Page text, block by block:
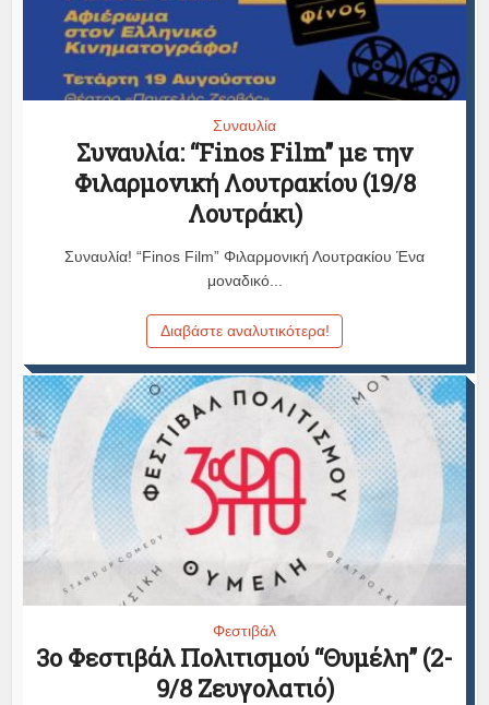
Συναυλία
Συναυλία: “Finos Film” με την
Φιλαρμονική Λουτρακίου (19/8
Λουτράκι)
Συναυλία! “Finos Film” Φιλαρμονική Λουτρακίου Ένα
μοναδικό...
Διαβάστε αναλυτικότερα!
Φεστιβάλ
3ο Φεστιβάλ Πολιτισμού “Θυμέλη” (2-
9/8 Ζευγολατιό)